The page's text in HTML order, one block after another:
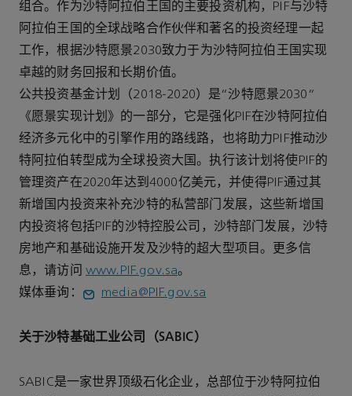
组合。作为沙特阿拉伯王国的主要投资机构，PIF与沙特
阿拉伯王国的全球战略合作伙伴和著名的投资经理一起
工作，根据沙特愿景2030致力于为沙特阿拉伯王国实现
卓越的财务回报和长期价值。
公共投资基金计划（2018-2020）是“沙特愿景2030”
《愿景实现计划》的一部分，它是强化PIF在沙特阿拉伯
经济多元化中的引擎作用的路线路，也将助力PIF推动沙
特阿拉伯转型成为全球投资大国。执行该计划将使PIF的
管理资产在2020年达到4000亿美元，并使得PIF通过其
新增国内投资来补充沙特的私营部门发展，这些新增国
内投资将包括PIF的沙特控股公司，沙特部门发展，沙特
房地产和基础设施开发及沙特的超大型项目。更多信
息，请访问 www.PIF.gov.sa。
媒体垂询：
media@PIF.gov.sa
关于沙特基础工业公司（SABIC）
SABIC是一家世界顶级石化企业，总部位于沙特阿拉伯